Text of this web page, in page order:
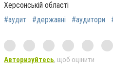
Херсонській області
#аудит
#державні #аудитори
Авторизуйтесь, щоб оцінити